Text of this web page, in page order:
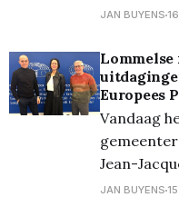
Vlaams
verklaring
9.751.442
wordt
heeft een
JAN BUYENS
Lommelse
Europees
Vandaag
Jean-
inhoudelijk
JAN BUYENS